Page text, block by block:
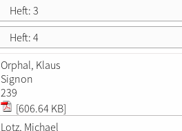
Heft: 3
Heft: 4
Orphal, Klaus
Signon
239
[606.64 KB]
Lotz, Michael